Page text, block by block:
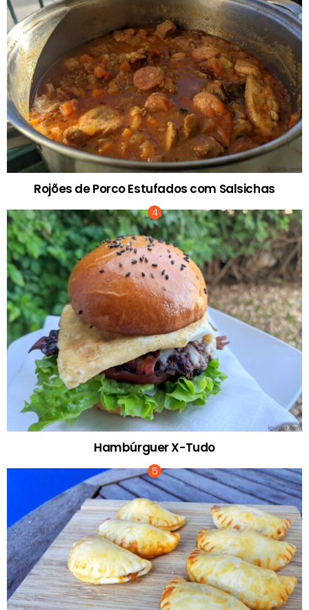
Rojões de Porco Estufados com Salsichas
Hambúrguer X-Tudo